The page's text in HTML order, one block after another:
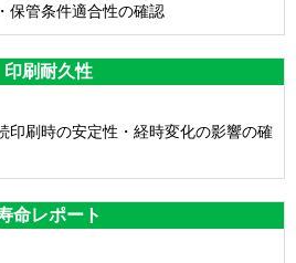
保管条件適合性の確認
印刷耐久性
印刷時の安定性・経時変化の影響の確
命レポート